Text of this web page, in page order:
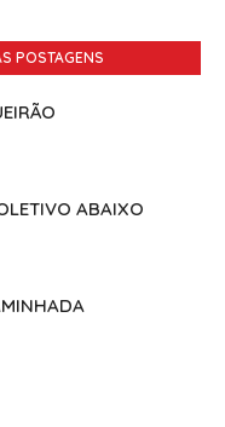
POSTAGENS
ABAIXO